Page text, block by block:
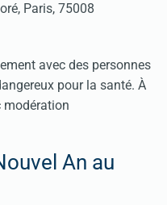
Paris, 75008
avec des personnes
pour la santé. À
modération
An au